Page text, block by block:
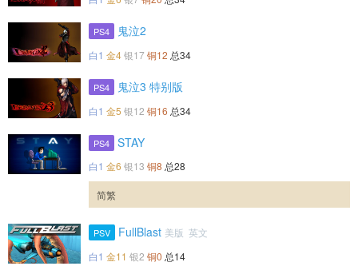
PS4 鬼泣2
白1 金4银17 铜12 总34
PS4 鬼泣3 特别版
白1 金5 银12 铜16 总34
PS4 STAY
白1 金6 银13 铜8 总28
简繁
PSV FullBlast 美版 英文
白1 金11 银2 铜0 总14